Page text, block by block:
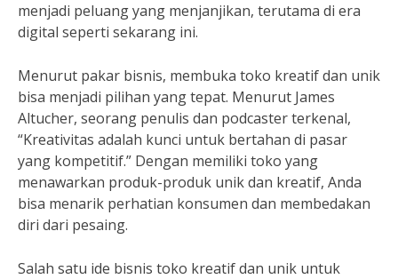
menjadi peluang yang menjanjikan, terutama di era
digital seperti sekarang ini.
Menurut pakar bisnis, membuka toko kreatif dan unik
bisa menjadi pilihan yang tepat. Menurut James
Altucher, seorang penulis dan podcaster terkenal,
“Kreativitas adalah kunci untuk bertahan di pasar
yang kompetitif.” Dengan memiliki toko yang
menawarkan produk-produk unik dan kreatif, Anda
bisa menarik perhatian konsumen dan membedakan
diri dari pesaing.
Salah satu ide bisnis toko kreatif dan unik untuk